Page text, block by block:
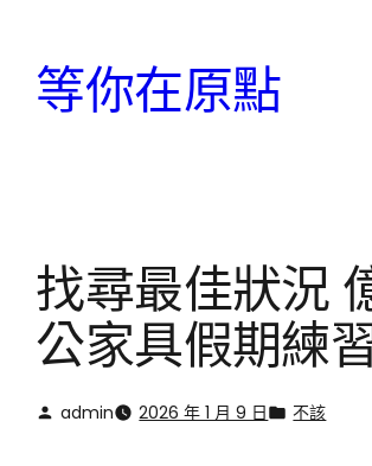
等你在原點
找尋最佳狀況
公家具假期練
admin 2026 年 1 月 9 日 不該